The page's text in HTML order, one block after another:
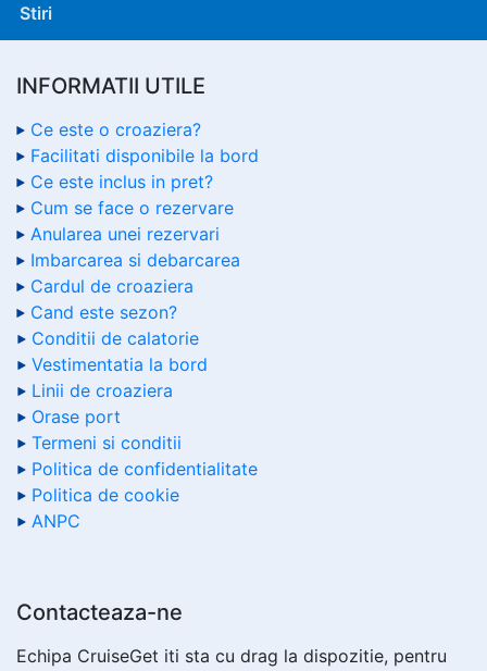
Stiri
INFORMATII UTILE
Ce este o croaziera?
Facilitati disponibile la bord
Ce este inclus in pret?
Cum se face o rezervare
Anularea unei rezervari
Imbarcarea si debarcarea
Cardul de croaziera
Cand este sezon?
Conditii de calatorie
Vestimentatia la bord
Linii de croaziera
Orase port
Termeni si conditii
Politica de confidentialitate
Politica de cookie
ANPC
Contacteaza-ne
Echipa CruiseGet iti sta cu drag la dispozitie, pentru